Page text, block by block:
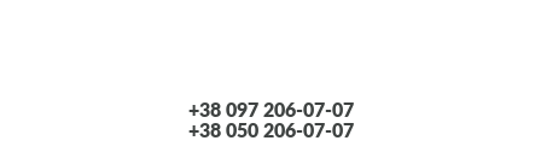
+38 097 206-07-07
+38 050 206-07-07